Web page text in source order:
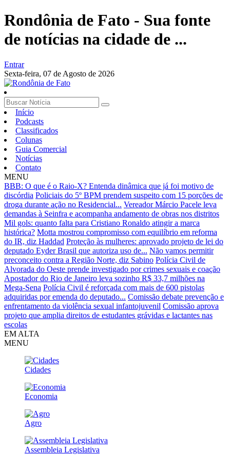
Rondônia de Fato - Sua fonte
de notícias na cidade de ...
Entrar
Sexta-feira, 07 de Agosto de 2026
Início
Podcasts
Classificados
Colunas
Guia Comercial
Notícias
Contato
MENU
BBB: O que é o Raio-X? Entenda dinâmica que já foi motivo de
discórdia Policiais do 5º BPM prendem suspeito com 15 porções de
droga durante ação no Residencial... Vereador Márcio Pacele leva
demandas à Seinfra e acompanha andamento de obras nos distritos
Mil gols: quanto falta para Cristiano Ronaldo atingir a marca
histórica? Motta mostrou compromisso com equilíbrio em reforma
do IR, diz Haddad Proteção às mulheres: aprovado projeto de lei do
deputado Eyder Brasil que autoriza uso de... Não vamos permitir
preconceito contra a Região Norte, diz Sabino Polícia Civil de
Alvorada do Oeste prende investigado por crimes sexuais e coação
Apostador do Rio de Janeiro leva sozinho R$ 33,7 milhões na
Mega-Sena Polícia Civil é reforçada com mais de 600 pistolas
adquiridas por emenda do deputado... Comissão debate prevenção e
enfrentamento da violência sexual infantojuvenil Comissão aprova
projeto que amplia direitos de estudantes grávidas e lactantes nas
escolas
EM ALTA
MENU
Cidades
Economia
Agro
Assembleia Legislativa